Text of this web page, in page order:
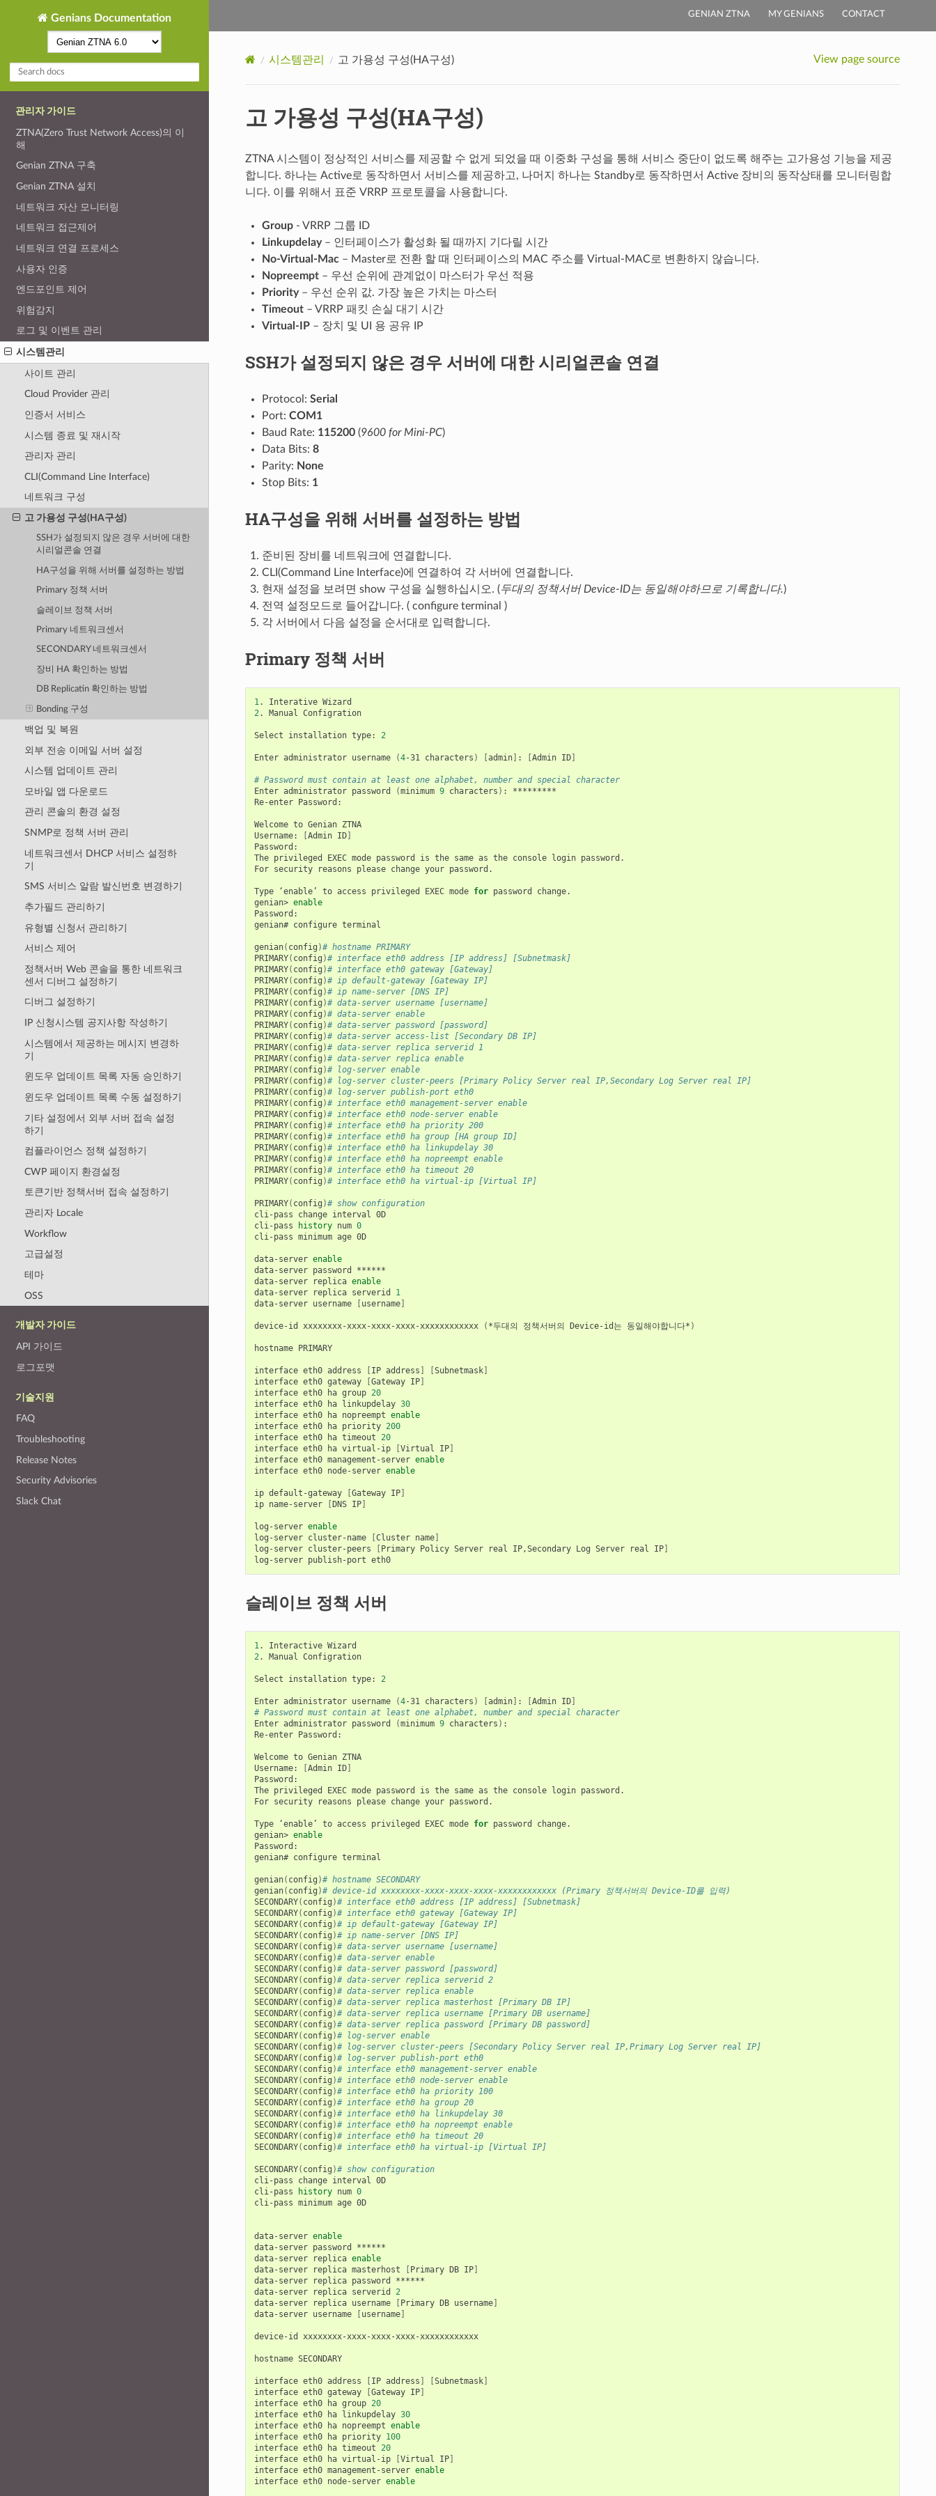
GENIAN ZTNA MY GENIANS CONTACT
Genians Documentation
관리자 가이드
ZTNA(Zero Trust Network Access)의 이
해
Genian ZTNA 구축
Genian ZTNA 설치
네트워크 자산 모니터링
네트워크 접근제어
네트워크 연결 프로세스
사용자 인증
엔드포인트 제어
위험감지
로그 및 이벤트 관리
시스템관리
사이트 관리
Cloud Provider 관리
인증서 서비스
시스템 종료 및 재시작
관리자 관리
CLI(Command Line Interface)
네트워크 구성
고 가용성 구성(HA구성)
SSH가 설정되지 않은 경우 서버에 대한
시리얼콘솔 연결
HA구성을 위해 서버를 설정하는 방법
Primary 정책 서버
슬레이브 정책 서버
Primary 네트워크센서
SECONDARY 네트워크센서
장비 HA 확인하는 방법
DB Replicatin 확인하는 방법
Bonding 구성
백업 및 복원
외부 전송 이메일 서버 설정
시스템 업데이트 관리
모바일 앱 다운로드
관리 콘솔의 환경 설정
SNMP로 정책 서버 관리
네트워크센서 DHCP 서비스 설정하
기
SMS 서비스 알람 발신번호 변경하기
추가필드 관리하기
유형별 신청서 관리하기
서비스 제어
정책서버 Web 콘솔을 통한 네트워크
센서 디버그 설정하기
디버그 설정하기
IP 신청시스템 공지사항 작성하기
시스템에서 제공하는 메시지 변경하
기
윈도우 업데이트 목록 자동 승인하기
윈도우 업데이트 목록 수동 설정하기
기타 설정에서 외부 서버 접속 설정
하기
컴플라이언스 정책 설정하기
CWP 페이지 환경설정
토큰기반 정책서버 접속 설정하기
관리자 Locale
Workflow
고급설정
테마
OSS
개발자 가이드
API 가이드
로그포맷
기술지원
FAQ
Troubleshooting
Release Notes
Security Advisories
Slack Chat
시스템관리 고 가용성 구성(HA구성) View page source
고 가용성 구성(HA구성)
ZTNA 시스템이 정상적인 서비스를 제공할 수 없게 되었을 때 이중화 구성을 통해 서비스 중단이 없도록 해주는 고가용성 기능을 제공
합니다. 하나는 Active로 동작하면서 서비스를 제공하고, 나머지 하나는 Standby로 동작하면서 Active 장비의 동작상태를 모니터링합
니다. 이를 위해서 표준 VRRP 프로토콜을 사용합니다.
Group- VRRP 그룹 ID
Linkupdelay– 인터페이스가 활성화 될 때까지 기다릴 시간
No-Virtual-Mac– Master로 전환 할 때 인터페이스의 MAC 주소를 Virtual-MAC로 변환하지 않습니다.
Nopreempt– 우선 순위에 관계없이 마스터가 우선 적용
Priority– 우선 순위 값. 가장 높은 가치는 마스터
Timeout– VRRP 패킷 손실 대기 시간
Virtual-IP– 장치 및 UI 용 공유 IP
SSH가 설정되지 않은 경우 서버에 대한 시리얼콘솔 연결
Protocol: Serial
Port: COM1
Baud Rate: 115200(9600 for Mini-PC)
Data Bits: 8
Parity: None
Stop Bits: 1
HA구성을 위해 서버를 설정하는 방법
준비된 장비를 네트워크에 연결합니다.
CLI(Command Line Interface)에 연결하여 각 서버에 연결합니다.
현재 설정을 보려면 show 구성을 실행하십시오. (두대의 정책서버 Device-ID는 동일해야하므로 기록합니다.)
전역 설정모드로 들어갑니다. ( configure terminal )
각 서버에서 다음 설정을 순서대로 입력합니다.
Primary 정책 서버
1. Interative
2. Manual Configration
Select installation type: 2
Enter administrator username (4-31 characters ) [admin] : [Admin ID]
# Password must contain at least one alphabet, number and special character
Enter administrator password (minimum 9 characters ) :
*********
Re-enter Password:
Welcome to Genian ZTNA
Username:
[Admin ID]
Password:
The privileged EXEC mode password is the same as the console login password.
For security reasons please change your password.
Type ‘enable’ to access privileged EXEC mode for password
change.
genian> enable
Password:
genian# configure terminal
genian( config )# hostname PRIMARY
PRIMARY( config )# interface eth0 address [IP address] [Subnetmask]
PRIMARY( config )# interface eth0 gateway [Gateway]
PRIMARY( config )# ip default-gateway [Gateway IP]
PRIMARY( config )# ip name-server [DNS IP]
PRIMARY( config )# data-server username [username]
PRIMARY( config )# data-server enable
PRIMARY( config )# data-server password [password]
PRIMARY( config )# data-server access-list [Secondary DB IP]
PRIMARY( config )# data-server replica serverid 1
PRIMARY( config )# data-server replica enable
PRIMARY( config )# log-server enable
PRIMARY( config )# log-server cluster-peers [Primary Policy Server real IP,Secondary Log Server real IP]
PRIMARY( config )# log-server publish-port eth0
PRIMARY( config )# interface eth0 management-server enable
PRIMARY( config )# interface eth0 node-server enable
PRIMARY( config )# interface eth0 ha priority 200
PRIMARY( config )# interface eth0 ha group [HA group ID]
PRIMARY( config )# interface eth0 ha linkupdelay 30
PRIMARY( config )# interface eth0 ha nopreempt enable
PRIMARY( config )# interface eth0 ha timeout 20
PRIMARY( config )# interface eth0 ha virtual-ip [Virtual IP]
PRIMARY( config )# show configuration
cli-pass
change interval 0D
cli-pass
history num 0
cli-pass minimum age 0D
data-server enable
data-server password
******
data-server
replica enable
data-server
replica serverid
1
data-server username [username]
device-id xxxxxxxx-xxxx-xxxx-xxxx-xxxxxxxxxxxx ( *두대의 정책서버의 Device-id는 동일해야합니다* )
hostname PRIMARY
interface eth0 address [IP address ] [Subnetmask]
interface eth0 gateway [Gateway IP]
interface eth0 ha group 20
interface eth0 ha linkupdelay 30
interface eth0 ha nopreempt enable
interface eth0 ha priority 200
interface eth0 ha timeout 20
interface eth0 ha virtual-ip [Virtual IP]
interface eth0 management-server enable
interface eth0 node-server enable
ip default-gateway [Gateway IP]
ip name-server [DNS IP]
log-server enable
log-server cluster-name [Cluster name]
log-server cluster-peers [Primary Policy Server real IP,Secondary Log Server real IP]
log-server publish-port eth0
슬레이브 정책 서버
1. Interactive
2. Manual Configration
Select installation type: 2
Enter administrator username (4-31 characters ) [admin] : [Admin ID]
# Password must contain at least one alphabet, number and special character
Enter administrator password (minimum 9 characters ) :
Re-enter Password:
Welcome to Genian ZTNA
Username:
[Admin ID]
Password:
The privileged EXEC mode password is the same as the console login password.
For security reasons please change your password.
Type ‘enable’ to access privileged EXEC mode for password
change.
genian> enable
Password:
genian# configure terminal
genian( config )# hostname SECONDARY
genian( config )# device-id xxxxxxxx-xxxx-xxxx-xxxx-xxxxxxxxxxxx (Primary 정책서버의 Device-ID를 입력)
SECONDARY( config )# interface eth0 address [IP address] [Subnetmask]
SECONDARY( config )# interface eth0 gateway [Gateway IP]
SECONDARY( config )# ip default-gateway [Gateway IP]
SECONDARY( config )# ip name-server [DNS IP]
SECONDARY( config )# data-server username [username]
SECONDARY( config )# data-server enable
SECONDARY( config )# data-server password [password]
SECONDARY( config )# data-server replica serverid 2
SECONDARY( config )# data-server replica enable
SECONDARY( config )# data-server replica masterhost [Primary DB IP]
SECONDARY( config )# data-server replica username [Primary DB username]
SECONDARY( config )# data-server replica password [Primary DB password]
SECONDARY( config )# log-server enable
SECONDARY( config )# log-server cluster-peers [Secondary Policy Server real IP,Primary Log Server real IP]
SECONDARY( config )# log-server publish-port eth0
SECONDARY( config )# interface eth0 management-server enable
SECONDARY( config )# interface eth0 node-server enable
SECONDARY( config )# interface eth0 ha priority 100
SECONDARY( config )# interface eth0 ha group 20
SECONDARY( config )# interface eth0 ha linkupdelay 30
SECONDARY( config )# interface eth0 ha nopreempt enable
SECONDARY( config )# interface eth0 ha timeout 20
SECONDARY( config )# interface eth0 ha virtual-ip [Virtual IP]
SECONDARY( config )# show configuration
cli-pass
change interval 0D
cli-pass
history num 0
cli-pass minimum age 0D
data-server enable
data-server password
******
data-server
replica enable
data-server
replica masterhost [Primary DB IP]
data-server
replica password
******
data-server
replica serverid
2
data-server
replica username [Primary DB username]
data-server username [username]
device-id xxxxxxxx-xxxx-xxxx-xxxx-xxxxxxxxxxxx
hostname SECONDARY
interface eth0 address [IP address ] [Subnetmask]
interface eth0 gateway [Gateway IP]
interface eth0 ha group 20
interface eth0 ha linkupdelay 30
interface eth0 ha nopreempt enable
interface eth0 ha priority 100
interface eth0 ha timeout 20
interface eth0 ha virtual-ip [Virtual IP]
interface eth0 management-server enable
interface eth0 node-server enable